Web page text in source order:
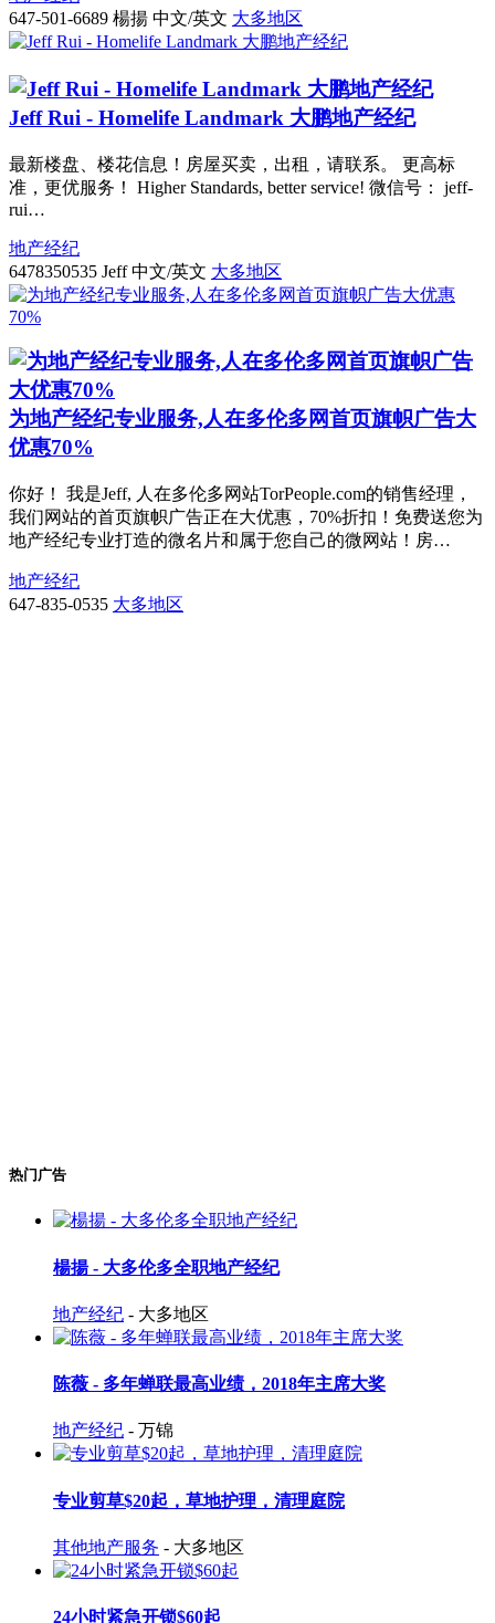
647-501-6689 楊揚 中文/英文 大多地区
Jeff Rui - Homelife Landmark 大鹏地产经纪
最新楼盘、楼花信息！房屋买卖，出租，请联系。 更高标
准，更优服务！ Higher Standards, better service! 微信号： jeff-
rui…
地产经纪
6478350535 Jeff 中文/英文 大多地区
为地产经纪专业服务,人在多伦多网首页旗帜广告大
优惠70%
你好！ 我是Jeff, 人在多伦多网站TorPeople.com的销售经理，
我们网站的首页旗帜广告正在大优惠，70%折扣！免费送您为
地产经纪专业打造的微名片和属于您自己的微网站！房…
地产经纪
647-835-0535 大多地区
热门广告
楊揚 - 大多伦多全职地产经纪
地产经纪 - 大多地区
陈薇 - 多年蝉联最高业绩，2018年主席大奖
地产经纪 - 万锦
专业剪草$20起，草地护理，清理庭院
其他地产服务 - 大多地区
24小时紧急开锁$60起